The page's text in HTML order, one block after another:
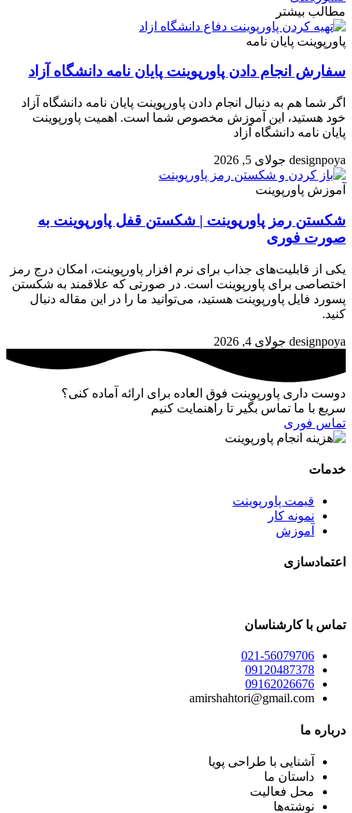
مطالب بیشتر
پاورپوینت پایان نامه
سفارش انجام دادن پاورپوینت پایان نامه دانشگاه آزاد
اگر شما هم به دنبال انجام دادن پاورپوینت پایان نامه دانشگاه آزاد
خود هستید، این آموزش مخصوص شما است. اهمیت پاورپوینت
پایان نامه دانشگاه آزاد
designpoya جولای 5, 2026
آموزش پاورپوینت
شکستن رمز پاورپوینت | شکستن قفل پاورپوینت به
صورت فوری
یکی از قابلیت‌های جذاب برای نرم افزار پاورپوینت، امکان درج رمز
اختصاصی برای پاورپوینت است. در صورتی که علاقمند به شکستن
پسورد فایل پاورپوینت هستید، می‌توانید ما را در این مقاله دنبال
کنید.
designpoya جولای 4, 2026
دوست داری پاورپوینت فوق العاده برای ارائه آماده کنی؟
سریع با ما تماس بگیر تا راهنمایت کنیم
تماس فوری
خدمات
قیمت پاورپوینت
نمونه کار
آموزش
اعتمادسازی
تماس با کارشناسان
021-56079706
09120487378
09162026676
amirshahtori@gmail.com
درباره ما
آشنایی با طراحی پویا
داستان ما
محل فعالیت
نوشته‌ها